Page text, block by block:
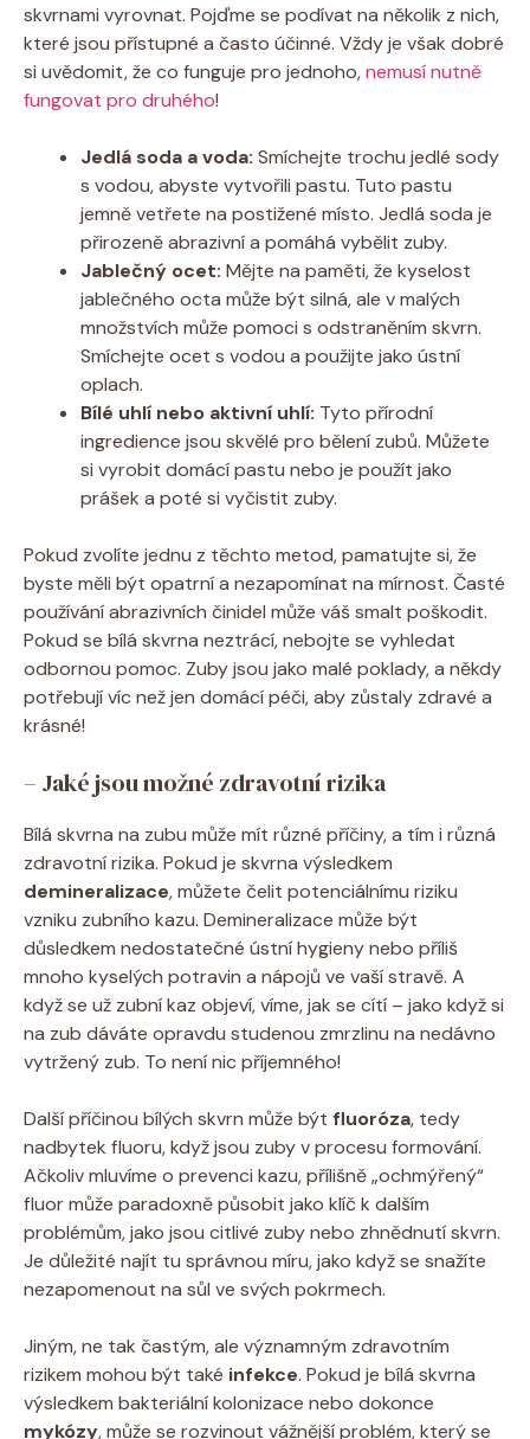
skvrnami vyrovnat. Pojďme se podívat na několik z nich,
které jsou přístupné a často účinné. Vždy je však dobré
si uvědomit, že co funguje pro jednoho,nemusí nutně
fungovat pro druhého!
Jedlá soda a voda: Smíchejte trochu jedlé sody
s vodou, abyste vytvořili pastu. Tuto pastu
jemně vetřete na postižené místo. Jedlá soda je
přirozeně abrazivní a pomáhá vybělit zuby.
Jablečný ocet: Mějte na paměti, že kyselost
jablečného octa může být silná, ale v malých
množstvích může pomoci s odstraněním skvrn.
Smíchejte ocet s vodou a použijte jako ústní
oplach.
Bílé uhlí nebo aktivní uhlí: Tyto přírodní
ingredience jsou skvělé pro bělení zubů. Můžete
si vyrobit domácí pastu nebo je použít jako
prášek a poté si vyčistit zuby.
Pokud zvolíte jednu z těchto metod, pamatujte si, že
byste měli být opatrní a nezapomínat na mírnost. Časté
používání abrazivních činidel může váš smalt poškodit.
Pokud se bílá skvrna neztrácí, nebojte se vyhledat
odbornou pomoc. Zuby jsou jako malé poklady, a někdy
potřebují víc než jen domácí péči, aby zůstaly zdravé a
krásné!
– Jaké jsou možné zdravotní rizika
Bílá skvrna na zubu může mít různé příčiny, a tím i různá
zdravotní rizika. Pokud je skvrna výsledkem
demineralizace, můžete čelit potenciálnímu riziku
vzniku zubního kazu. Demineralizace může být
důsledkem nedostatečné ústní hygieny nebo příliš
mnoho kyselých potravin a nápojů ve vaší stravě. A
když se už zubní kaz objeví, víme, jak se cítí – jako když si
na zub dáváte opravdu studenou zmrzlinu na nedávno
vytržený zub. To není nic příjemného!
Další příčinou bílých skvrn může být fluoróza, tedy
nadbytek fluoru, když jsou zuby v procesu formování.
Ačkoliv mluvíme o prevenci kazu, přílišně „ochmýřený“
fluor může paradoxně působit jako klíč k dalším
problémům, jako jsou citlivé zuby nebo zhnědnutí skvrn.
Je důležité najít tu správnou míru, jako když se snažíte
nezapomenout na sůl ve svých pokrmech.
Jiným, ne tak častým, ale významným zdravotním
rizikem mohou být také infekce. Pokud je bílá skvrna
výsledkem bakteriální kolonizace nebo dokonce
mykózy, může se rozvinout vážnější problém, který se